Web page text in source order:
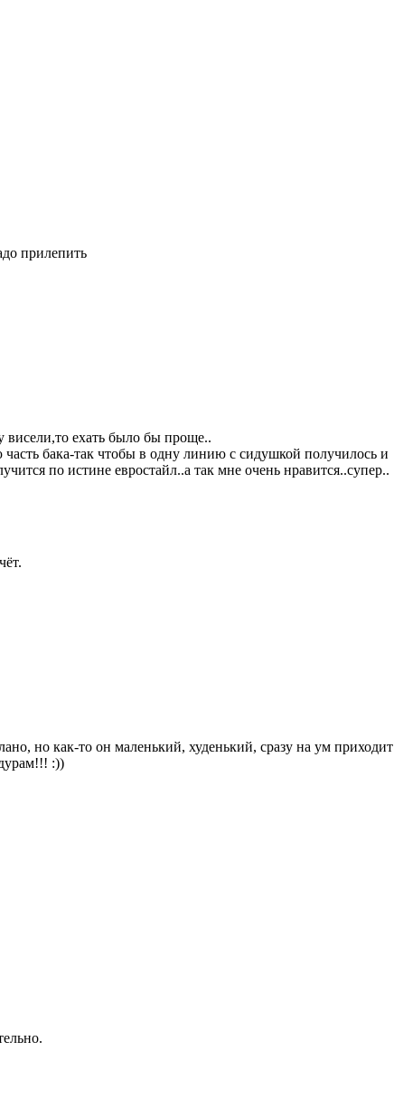
прилепить
висели,то ехать было бы проще..
бака-так чтобы в одну линию с сидушкой получилось и
по истине евростайл..а так мне очень нравится..супер..
но как-то он маленький, худенький, сразу на ум приходит
:))